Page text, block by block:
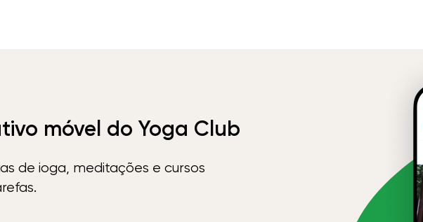
móvel do Yoga Club
de ioga, meditações e cursos